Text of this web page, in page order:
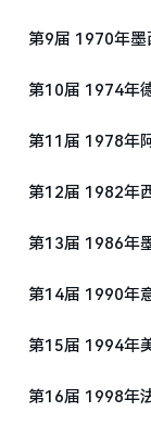
第9届 1970年墨
第10届 1974年
第11届 1978年
第12届 1982年
第13届 1986年
第14届 1990年
第15届 1994年
第16届 1998年